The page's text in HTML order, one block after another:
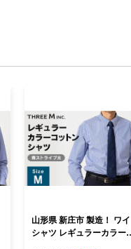
山形県 新庄市 製造！ ワイ
シャツ レギュラーカラー